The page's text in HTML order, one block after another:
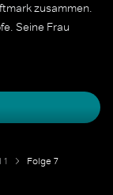
zusammen.
Seine Frau
1 Folge 7